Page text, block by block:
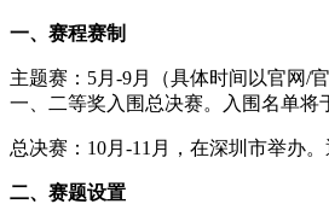
一、赛程赛制
主题赛：5月-9月（具体时间以官网/
一、二等奖入围总决赛。入围名单将
总决赛：10月-11月，在深圳市举办
二、赛题设置